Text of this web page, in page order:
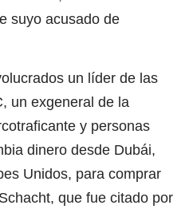
suyo acusado de
un líder de las
un exgeneral de la
y personas
dinero desde Dubái,
Unidos, para comprar
que fue citado por